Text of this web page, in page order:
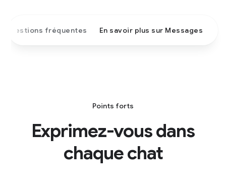
fréquentes En savoir plus sur Messages
Points forts
Exprimez-vous dans
chaque chat